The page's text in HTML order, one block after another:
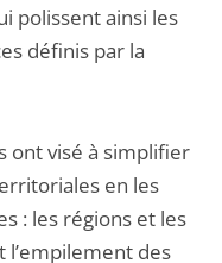
polissent ainsi les
définis par la
ont visé à simplifier
en les
: les régions et les
des